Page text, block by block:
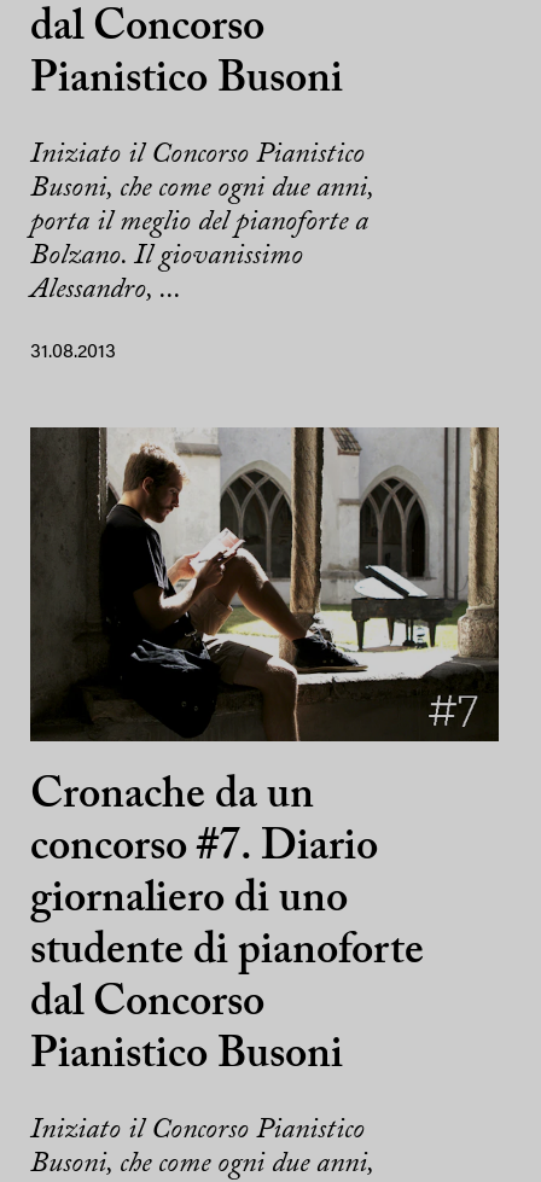
dal Concorso
Pianistico Busoni
Iniziato il Concorso Pianistico
Busoni, che come ogni due anni,
porta il meglio del pianoforte a
Bolzano. Il giovanissimo
Alessandro, ...
31.08.2013
Cronache da un
concorso #7. Diario
giornaliero di uno
studente di pianoforte
dal Concorso
Pianistico Busoni
Iniziato il Concorso Pianistico
Busoni, che come ogni due anni,